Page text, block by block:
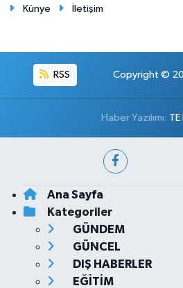
Künye İletişim
RSS Copyright ©
Haber Yazılımı: TE
Ana Sayfa
Kategoriler
GÜNDEM
GÜNCEL
DIŞ HABERLER
EĞİTİM